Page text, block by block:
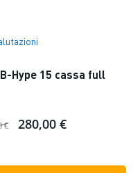
Hype 15 cassa full
€ 280,00 €